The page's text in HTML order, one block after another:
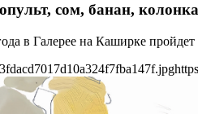
сом, банан,
в Галерее на Каширке